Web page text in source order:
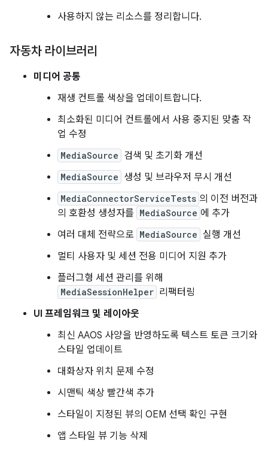
사용하지 않는 리소스를 정리합니다.
자동차 라이브러리
미디어 공통
재생 컨트롤 색상을 업데이트합니다.
최소화된 미디어 컨트롤에서 사용 중지된 맞춤 작
업 수정
MediaSource 검색 및 초기화 개선
MediaSource 생성 및 브라우저 무시 개선
MediaConnectorServiceTests 의 이전 버전과
의 호환성 생성자를 MediaSource 에 추가
여러 대체 전략으로 MediaSource 실행 개선
멀티 사용자 및 세션 전용 미디어 지원 추가
플러그형 세션 관리를 위해
MediaSessionHelper 리팩터링
UI 프레임워크 및 레이아웃
최신 AAOS 사양을 반영하도록 텍스트 토큰 크기와
스타일 업데이트
대화상자 위치 문제 수정
시맨틱 색상 빨간색 추가
스타일이 지정된 뷰의 OEM 선택 확인 구현
앱 스타일 뷰 기능 삭제